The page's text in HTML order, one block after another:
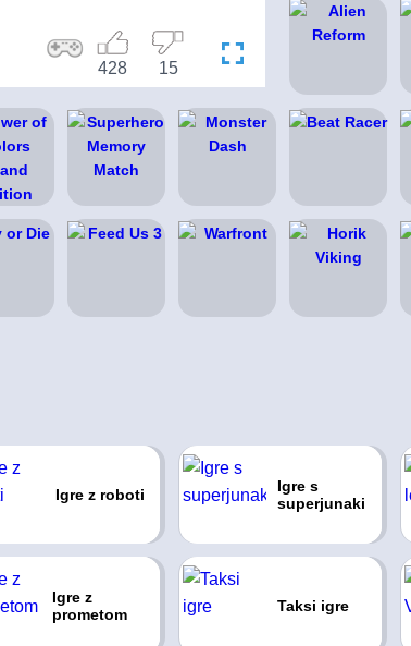
15
428
Igre z roboti
Igre s
superjunaki
Igre z
prometom
Taksi igre